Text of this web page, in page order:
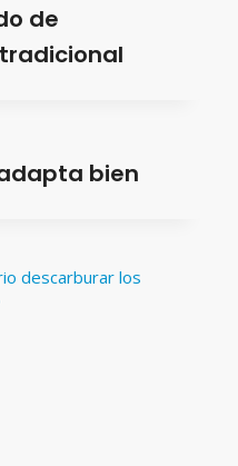
de
bien